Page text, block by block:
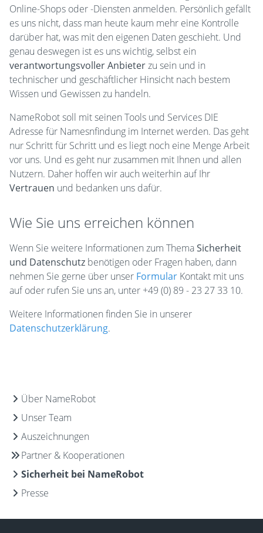
Online-Shops oder -Diensten anmelden. Persönlich gefällt
es uns nicht, dass man heute kaum mehr eine Kontrolle
darüber hat, was mit den eigenen Daten geschieht. Und
genau deswegen ist es uns wichtig, selbst ein
verantwortungsvoller Anbieterzu sein und in
technischer und geschäftlicher Hinsicht nach bestem
Wissen und Gewissen zu handeln.
NameRobot soll mit seinen Tools und Services DIE
Adresse für Namesnfindung im Internet werden. Das geht
nur Schritt für Schritt und es liegt noch eine Menge Arbeit
vor uns. Und es geht nur zusammen mit Ihnen und allen
Nutzern. Daher hoffen wir auch weiterhin auf Ihr
Vertrauen und bedanken uns dafür.
Wie Sie uns erreichen können
Wenn Sie weitere Informationen zum ThemaSicherheit
und Datenschutz benötigen oder Fragen haben, dann
nehmen Sie gerne über unser Formular Kontakt mit uns
auf oder rufen Sie uns an, unter +49 (0) 89 - 23 27 33 10.
Weitere Informationen finden Sie in unserer
Datenschutzerklärung.
Über NameRobot
Unser Team
Auszeichnungen
Partner & Kooperationen
Sicherheit bei NameRobot
Presse